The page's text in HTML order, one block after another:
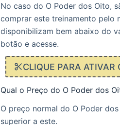
No caso do O Poder dos Oito,
comprar este treinamento pelo
disponibilizam bem abaixo do
botão e acesse.
CLIQUE PARA ATIVAR
Qual o Preço do O Poder dos
O preço normal do O Poder
superior a este.